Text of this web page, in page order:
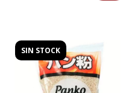
SIN STOCK